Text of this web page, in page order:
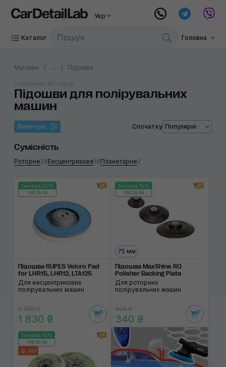
Укр
Каталог Головна
Магазин ... Підошви
Підошви для полірувальних
машин
1 сторінка, 49 товар
Фильтры Спочатку Популярні
Сумісність
Роторне28Ексцентрикове18Планетарне2
Знижка 20%
199:35:09
1
Підошва RUPES Velcro Pad
for LHR15, LHR12, LTA125
Для ексцентрикових
полірувальних машин
2 290 ₴
1 830 ₴
Знижка 15%
199:35:09
1
75 мм
Підошва MaxShine RO
Polisher Backing Plate
Для роторних
полірувальних машин
405 ₴
340 ₴
Знижка 15%
199:35:09
Хіт!
1